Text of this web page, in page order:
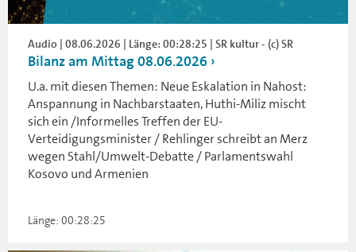
Audio | 08.06.2026 | Länge: 00:28:25 | SR kultur - (c) SR
Bilanz am Mittag 08.06.2026
U.a. mit diesen Themen: Neue Eskalation in Nahost:
Anspannung in Nachbarstaaten, Huthi-Miliz mischt
sich ein /Informelles Treffen der EU-
Verteidigungsminister / Rehlinger schreibt an Merz
wegen Stahl/Umwelt-Debatte / Parlamentswahl
Kosovo und Armenien
Länge: 00:28:25